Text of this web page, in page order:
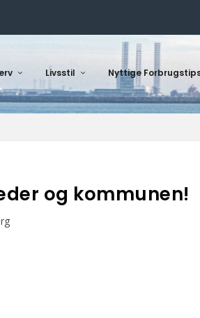
Livsstil Nyttige
og kommunen!